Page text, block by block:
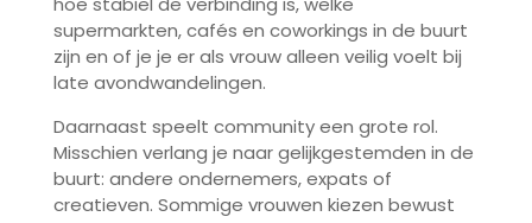
supermarkten, cafés en coworkings in de buurt
zijn en of je je er als vrouw alleen veilig voelt bij
late avondwandelingen.
Daarnaast speelt community een grote rol.
Misschien verlang je naar gelijkgestemden in de
buurt: andere ondernemers, expats of
creatieven. Sommige vrouwen kiezen bewust